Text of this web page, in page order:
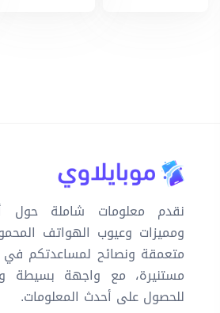
نقدم معلومات شاملة حول
ومميزات وعيوب الهواتف
متعمقة ونصائح لمساعدتكم في
مستنيرة، مع واجهة بسيطة
للحصول على أحدث المعلومات.